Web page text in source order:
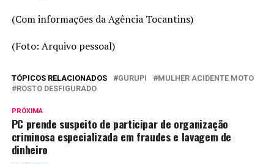
(Com informações da Agência Tocantins)
(Foto: Arquivo pessoal)
TÓPICOS RELACIONADOS GURUPI
MULHER ACIDENTE MOTO
ROSTO DESFIGURADO
PRÓXIMA
PC prende suspeito de participar de organização
criminosa especializada em fraudes e lavagem de
dinheiro